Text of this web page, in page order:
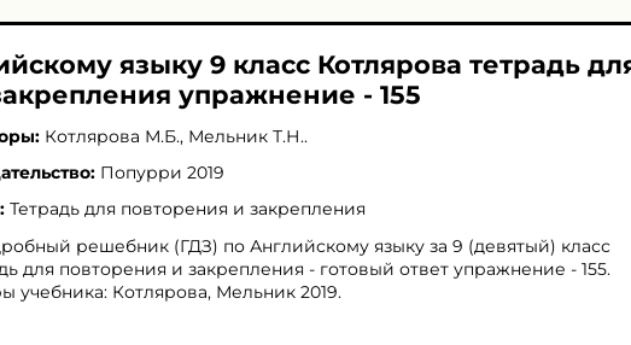
языку 9 класс Котлярова тетрадь
упражнение - 155
Котлярова М.Б., Мельник Т.Н..
Попурри 2019
Тетрадь для повторения и закрепления
решебник (ГДЗ) по Английскому языку за 9 (девятый) класс
для повторения и закрепления - готовый ответ упражнение - 155.
учебника: Котлярова, Мельник 2019.